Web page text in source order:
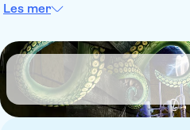
Les mer
DSA1Legoland